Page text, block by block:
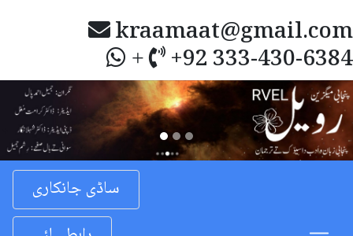
kraamaat@gmail.com
+ +92 333-430-6384
Previous
ساڈی جانکاری